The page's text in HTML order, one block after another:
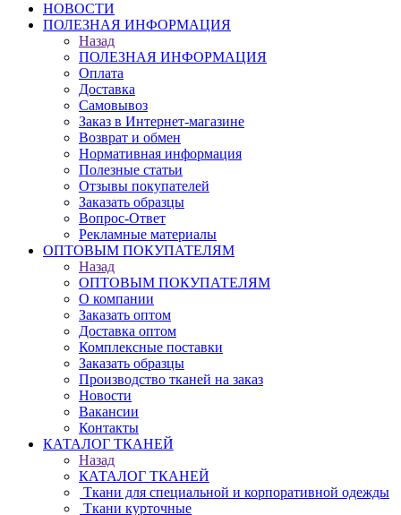
НОВОСТИ
ПОЛЕЗНАЯ ИНФОРМАЦИЯ
Назад
ПОЛЕЗНАЯ ИНФОРМАЦИЯ
Оплата
Доставка
Самовывоз
Заказ в Интернет-магазине
Возврат и обмен
Нормативная информация
Полезные статьи
Отзывы покупателей
Заказать образцы
Вопрос-Ответ
Рекламные материалы
ОПТОВЫМ ПОКУПАТЕЛЯМ
Назад
ОПТОВЫМ ПОКУПАТЕЛЯМ
О компании
Заказать оптом
Доставка оптом
Комплексные поставки
Заказать образцы
Производство тканей на заказ
Новости
Вакансии
Контакты
КАТАЛОГ ТКАНЕЙ
Назад
КАТАЛОГ ТКАНЕЙ
Ткани для специальной и корпоративной одежды
Ткани курточные